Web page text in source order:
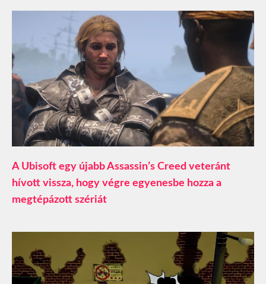
A Ubisoft egy újabb Assassin’s Creed veteránt
hívott vissza, hogy végre egyenesbe hozza a
megtépázott szériát